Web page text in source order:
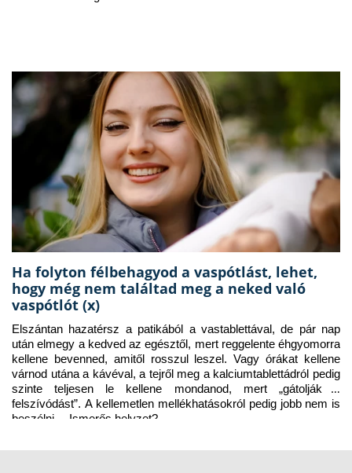
Ha folyton félbehagyod a vaspótlást, lehet,
hogy még nem találtad meg a neked való
vaspótlót (x)
Elszántan hazatérsz a patikából a vastablettával, de pár nap
után elmegy a kedved az egésztől, mert reggelente éhgyomorra
kellene bevenned, amitől rosszul leszel. Vagy órákat kellene
várnod utána a kávéval, a tejről meg a kalciumtablettádról pedig
szinte teljesen le kellene mondanod, mert „gátolják a
felszívódást”. A kellemetlen mellékhatásokról pedig jobb nem is
beszélni… Ismerős helyzet?